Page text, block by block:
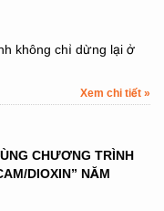
CHƯƠNG TRÌNH
DIOXIN” NĂM
không chỉ dừng lại ở
Xem chi tiết »